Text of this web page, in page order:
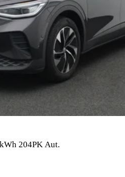
204PK Aut.